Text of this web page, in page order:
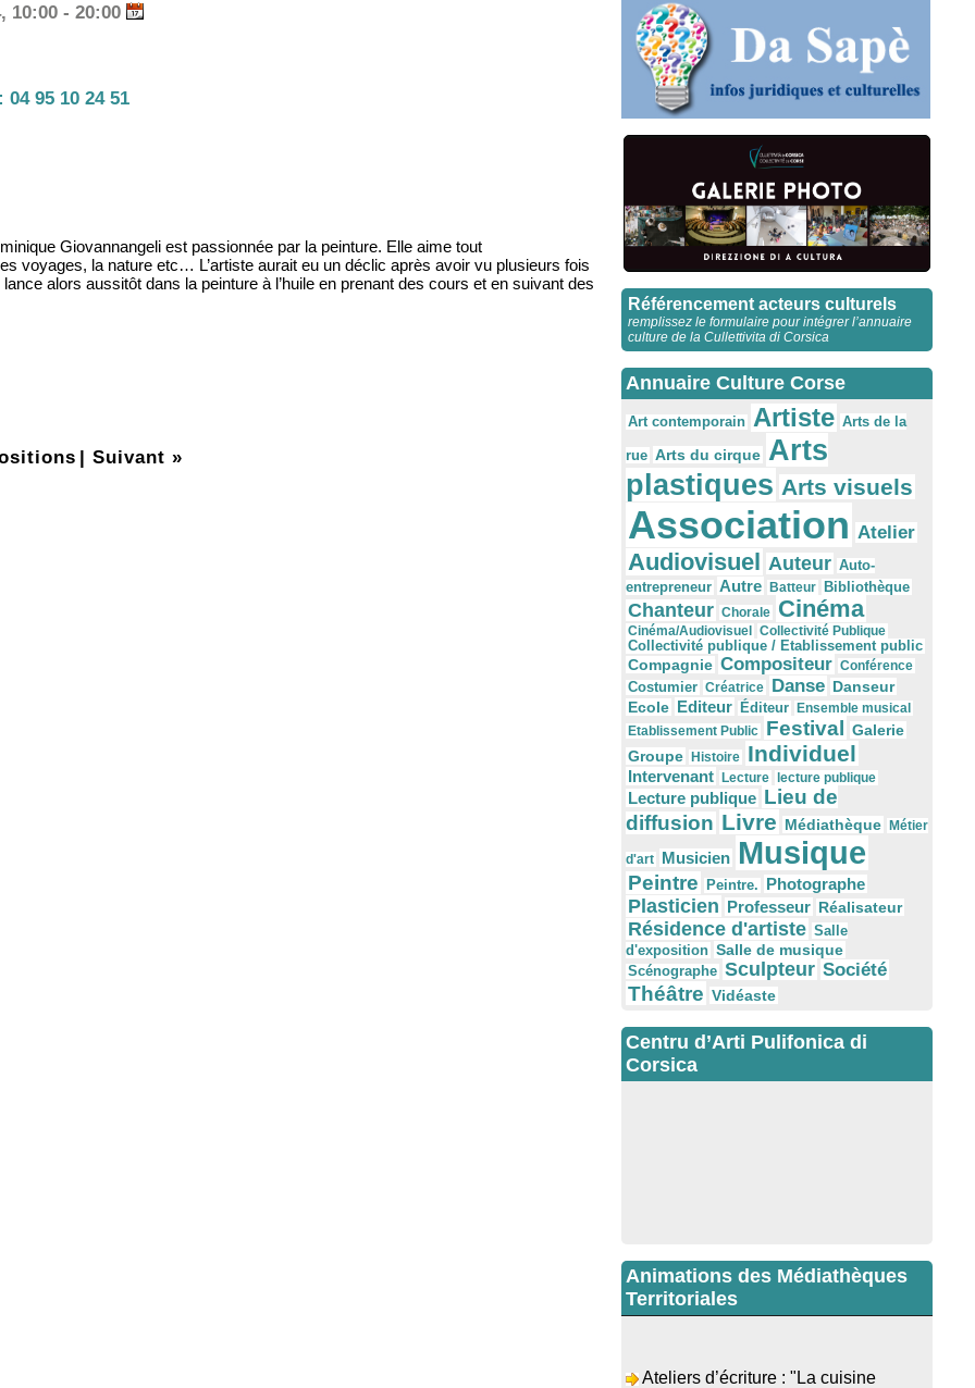
10:00 - 20:00
04 95 10 24 51
Giovannangeli est passionnée par la peinture. Elle aime tout
voyages, la nature etc… L’artiste aurait eu un déclic après avoir vu plusieurs fois
alors aussitôt dans la peinture à l’huile en prenant des cours et en suivant des
| Suivant »
Référencement acteurs culturels
remplissez le formulaire pour intégrer l’annuaire
culture de la Cullettivita di Corsica
Annuaire Culture Corse
Art contemporain Artiste Arts de la
rue Arts du cirque Arts
plastiques Arts visuels
Association Atelier
Audiovisuel Auteur Auto-
entrepreneur Autre Batteur Bibliothèque
Chanteur Chorale Cinéma
Cinéma/Audiovisuel
Collectivité Publique
Collectivité publique / Etablissement public
Compagnie Compositeur Conférence
Costumier Créatrice Danse Danseur
Ecole Editeur Éditeur
Ensemble musical
Etablissement Public Festival Galerie
Groupe
Histoire Individuel
Intervenant Lecture lecture publique
Lecture publique Lieu de
diffusion Livre Médiathèque Métier
d'art Musicien Musique
Peintre Peintre. Photographe
Plasticien Professeur Réalisateur
Résidence d'artiste Salle
d'exposition Salle de musique
Scénographe Sculpteur Société
Théâtre Vidéaste
Centru d’Arti Pulifonica di
Corsica
Animations des Médiathèques
Territoriales
retrouvée" animés par Dominique